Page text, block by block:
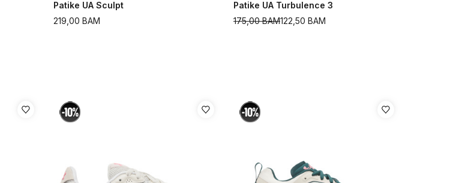
Patike UA Sculpt
219,00 BAM
Patike UA Turbulence 3
122,50 BAM
175,00BAM